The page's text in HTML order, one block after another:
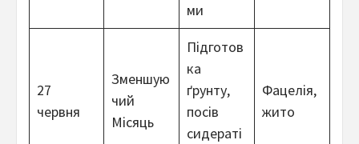
ми
27
червня
Зменшую
чий
Місяць
Підготов
ка
ґрунту,
посів
сидераті
Фацелія,
жито